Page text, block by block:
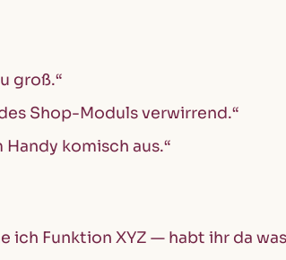
groß.“
Shop-Moduls verwirrend.“
Handy komisch aus.“
ich Funktion XYZ — habt ihr da